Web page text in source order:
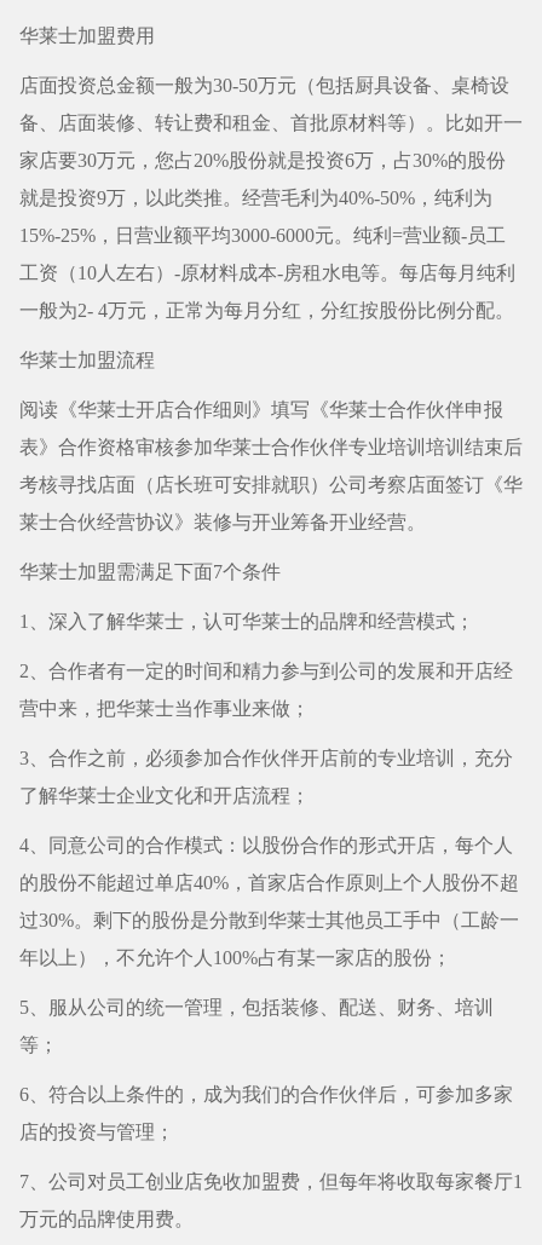
华莱士加盟费用
店面投资总金额一般为30-50万元（包括厨具设备、桌椅设
备、店面装修、转让费和租金、首批原材料等）。比如开一
家店要30万元，您占20%股份就是投资6万，占30%的股份
就是投资9万，以此类推。经营毛利为40%-50%，纯利为
15%-25%，日营业额平均3000-6000元。纯利=营业额-员工
工资（10人左右）-原材料成本-房租水电等。每店每月纯利
一般为2- 4万元，正常为每月分红，分红按股份比例分配。
华莱士加盟流程
阅读《华莱士开店合作细则》填写《华莱士合作伙伴申报
表》合作资格审核参加华莱士合作伙伴专业培训培训结束后
考核寻找店面（店长班可安排就职）公司考察店面签订《华
莱士合伙经营协议》装修与开业筹备开业经营。
华莱士加盟需满足下面7个条件
1、深入了解华莱士，认可华莱士的品牌和经营模式；
2、合作者有一定的时间和精力参与到公司的发展和开店经
营中来，把华莱士当作事业来做；
3、合作之前，必须参加合作伙伴开店前的专业培训，充分
了解华莱士企业文化和开店流程；
4、同意公司的合作模式：以股份合作的形式开店，每个人
的股份不能超过单店40%，首家店合作原则上个人股份不超
过30%。剩下的股份是分散到华莱士其他员工手中（工龄一
年以上），不允许个人100%占有某一家店的股份；
5、服从公司的统一管理，包括装修、配送、财务、培训
等；
6、符合以上条件的，成为我们的合作伙伴后，可参加多家
店的投资与管理；
7、公司对员工创业店免收加盟费，但每年将收取每家餐厅1
万元的品牌使用费。